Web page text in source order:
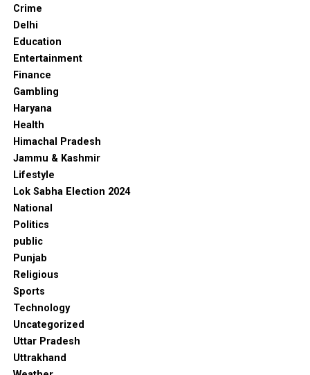
Crime
Delhi
Education
Entertainment
Finance
Gambling
Haryana
Health
Himachal Pradesh
Jammu & Kashmir
Lifestyle
Lok Sabha Election 2024
National
Politics
public
Punjab
Religious
Sports
Technology
Uncategorized
Uttar Pradesh
Uttrakhand